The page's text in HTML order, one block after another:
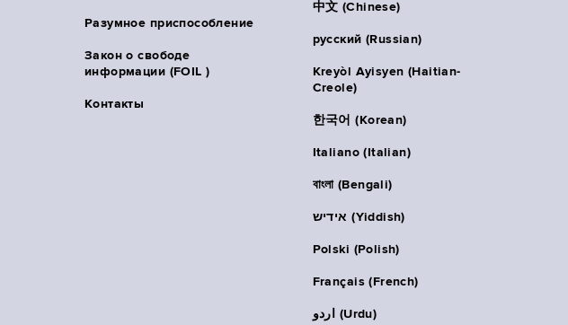
Разумное приспособление
Закон о свободе
информации (FOIL )
Контакты
中文 (Chinese)
русский (Russian)
Kreyòl Ayisyen (Haitian-
Creole)
한국어 (Korean)
Italiano (Italian)
বাংলা (Bengali)
אידיש (Yiddish)
Polski (Polish)
Français (French)
اردو (Urdu)